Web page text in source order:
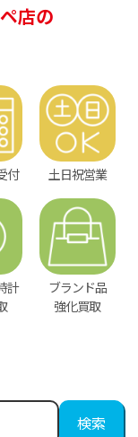
店の
付 土日祝営業
計
ブランド品
強化買取